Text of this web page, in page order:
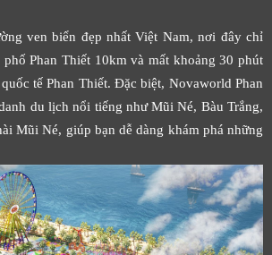
ven biển đẹp nhất Việt Nam, nơi đây chỉ
phố Phan Thiết 10km và mất khoảng 30 phút
tế Phan Thiết. Đặc biệt, Novaworld Phan
du lịch nổi tiếng như Mũi Né, Bàu Trắng,
Mũi Né, giúp bạn dễ dàng khám phá những